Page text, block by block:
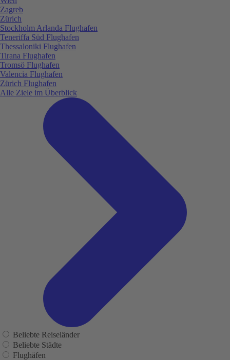
Zagreb
Zürich
Stockholm Arlanda Flughafen
Teneriffa Süd Flughafen
Thessaloniki Flughafen
Tirana Flughafen
Tromsö Flughafen
Valencia Flughafen
Zürich Flughafen
Alle Ziele im Überblick
Beliebte Reiseländer
Beliebte Städte
Flughäfen